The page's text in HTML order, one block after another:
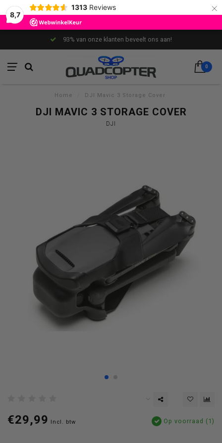
8,7
1313 Reviews ×
93% van onze klanten beveelt ons aan!
0
Home DJI Mavic 3 Storage Cover
DJI MAVIC 3 STORAGE COVER
DJI
€29,99 Incl. btw Op voorraad (1)